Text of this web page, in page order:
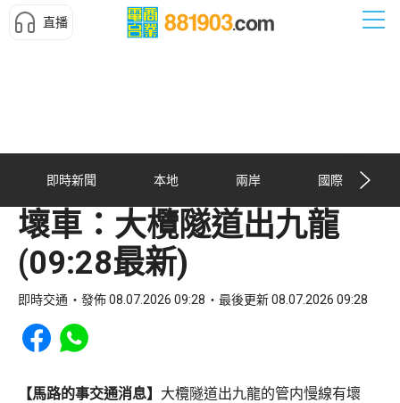
直播
即時新聞 本地 兩岸 國際
壞車：大欖隧道出九龍
(09:28最新)
即時交通 發佈 08.07.2026 09:28 最後更新 08.07.2026 09:28
Share to Facebook
Share to WhatsApp
【馬路的事交通消息】 大欖隧道出九龍的管内慢線有壞